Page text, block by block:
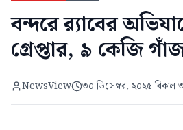
বন্দরে র‍্যাবের
গ্রেপ্তার, ৯ কেজি
NewsView ৩০ ডিসেম্বর, ২০২৫ বিকাল